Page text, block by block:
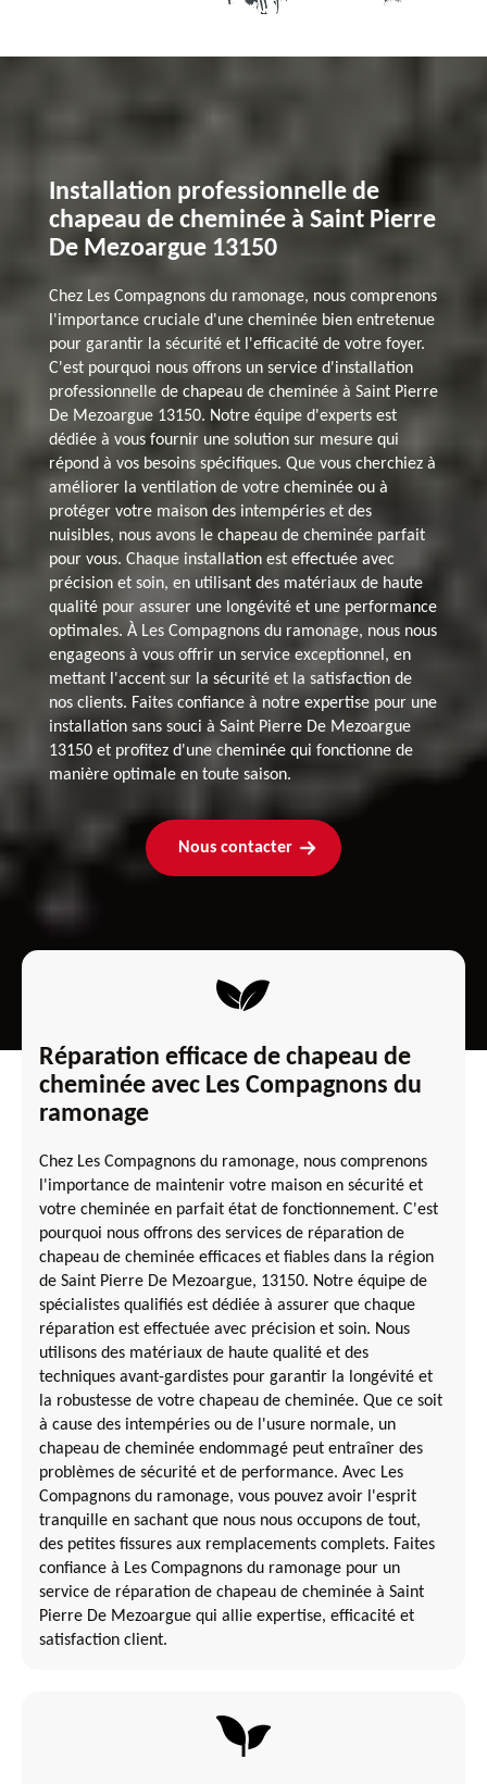
Installation professionnelle de
chapeau de cheminée à Saint Pierre
De Mezoargue 13150
Chez Les Compagnons du ramonage, nous comprenons
l'importance cruciale d'une cheminée bien entretenue
pour garantir la sécurité et l'efficacité de votre foyer.
C'est pourquoi nous offrons un service d'installation
professionnelle de chapeau de cheminée à Saint Pierre
De Mezoargue 13150. Notre équipe d'experts est
dédiée à vous fournir une solution sur mesure qui
répond à vos besoins spécifiques. Que vous cherchiez à
améliorer la ventilation de votre cheminée ou à
protéger votre maison des intempéries et des
nuisibles, nous avons le chapeau de cheminée parfait
pour vous. Chaque installation est effectuée avec
précision et soin, en utilisant des matériaux de haute
qualité pour assurer une longévité et une performance
optimales. À Les Compagnons du ramonage, nous nous
engageons à vous offrir un service exceptionnel, en
mettant l'accent sur la sécurité et la satisfaction de
nos clients. Faites confiance à notre expertise pour une
installation sans souci à Saint Pierre De Mezoargue
13150 et profitez d'une cheminée qui fonctionne de
manière optimale en toute saison.
Nous contacter
Réparation efficace de chapeau de
cheminée avec Les Compagnons du
ramonage
Chez Les Compagnons du ramonage, nous comprenons
l'importance de maintenir votre maison en sécurité et
votre cheminée en parfait état de fonctionnement. C'est
pourquoi nous offrons des services de réparation de
chapeau de cheminée efficaces et fiables dans la région
de Saint Pierre De Mezoargue, 13150. Notre équipe de
spécialistes qualifiés est dédiée à assurer que chaque
réparation est effectuée avec précision et soin. Nous
utilisons des matériaux de haute qualité et des
techniques avant-gardistes pour garantir la longévité et
la robustesse de votre chapeau de cheminée. Que ce soit
à cause des intempéries ou de l'usure normale, un
chapeau de cheminée endommagé peut entraîner des
problèmes de sécurité et de performance. Avec Les
Compagnons du ramonage, vous pouvez avoir l'esprit
tranquille en sachant que nous nous occupons de tout,
des petites fissures aux remplacements complets. Faites
confiance à Les Compagnons du ramonage pour un
service de réparation de chapeau de cheminée à Saint
Pierre De Mezoargue qui allie expertise, efficacité et
satisfaction client.